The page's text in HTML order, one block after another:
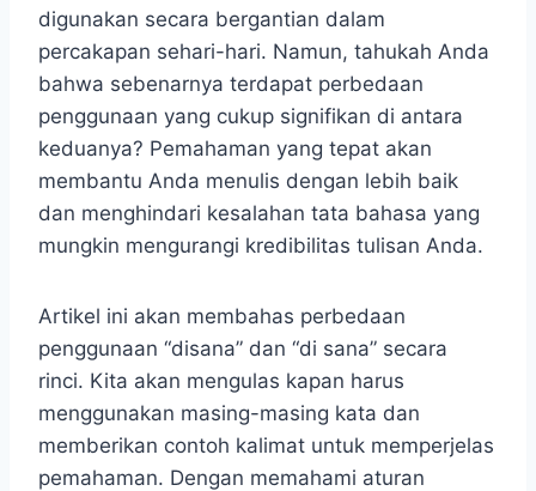
digunakan secara bergantian dalam
percakapan sehari-hari. Namun, tahukah Anda
bahwa sebenarnya terdapat perbedaan
penggunaan yang cukup signifikan di antara
keduanya? Pemahaman yang tepat akan
membantu Anda menulis dengan lebih baik
dan menghindari kesalahan tata bahasa yang
mungkin mengurangi kredibilitas tulisan Anda.
Artikel ini akan membahas perbedaan
penggunaan “disana” dan “di sana” secara
rinci. Kita akan mengulas kapan harus
menggunakan masing-masing kata dan
memberikan contoh kalimat untuk memperjelas
pemahaman. Dengan memahami aturan